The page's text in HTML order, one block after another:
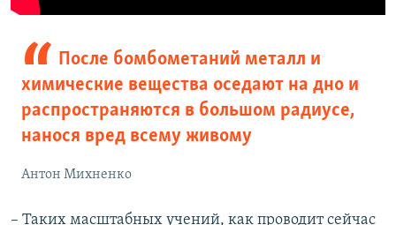
После бомбометаний металл и
химические вещества оседают на дно и
распространяются в большом радиусе,
нанося вред всему живому
Антон Михненко
– Таких масштабных учений, как проводит сейчас